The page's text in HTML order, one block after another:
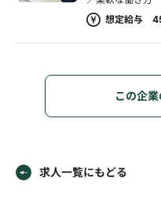
想定給与
この企
求人一覧にもどる